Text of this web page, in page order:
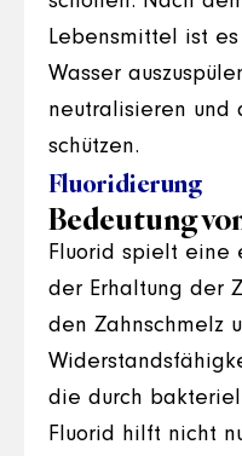
Lebensmittel ist
Wasser
neutralisieren und
schützen.
Fluoridierung
Bedeutung
Fluorid spielt eine
der Erhaltung der
den Zahnschmelz
die durch
Fluorid hilft nicht